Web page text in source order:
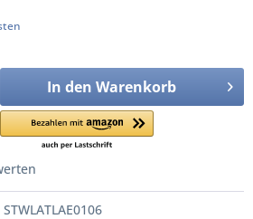
In den Warenkorb
STWLATLAE0106